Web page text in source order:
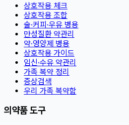
상호작용 체크
상호작용 조합
술·커피·우유 병용
만성질환 약관리
약·영양제 병용
상호작용 가이드
임신·수유 약관리
가족 복약 정리
증상검색
우리 가족 복약함
의약품 도구